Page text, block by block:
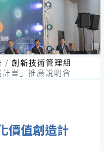
創新技術管理組
畫」推廣說明會
價值創造計